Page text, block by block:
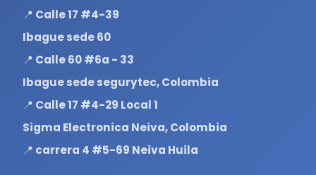
📍 Calle 17 #4-39
Ibague sede 60
📍 Calle 60 #6a - 33
Ibague sede segurytec, Colombia
📍 Calle 17 #4-29 Local 1
Sigma Electronica Neiva, Colombia
📍 carrera 4 #5-69 Neiva Huila